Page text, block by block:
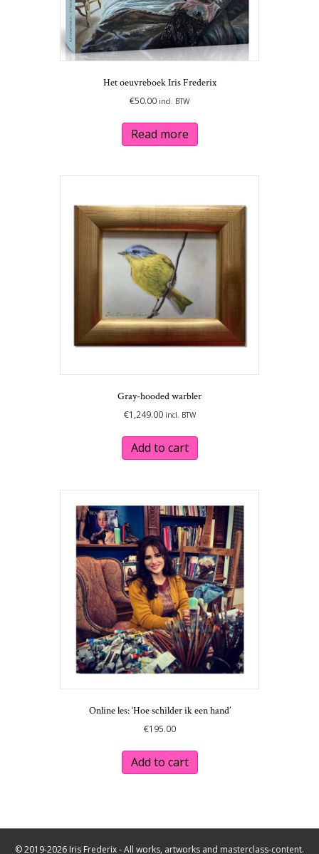
Het oeuvreboek Iris Frederix
€50.00 incl. BTW
Read more
Gray-hooded warbler
€1,249.00 incl. BTW
Add to cart
Online les: ‘Hoe schilder ik een hand’
€195.00
Add to cart
© 2019-2026 Iris Frederix - All works, artworks and masterclass-content.